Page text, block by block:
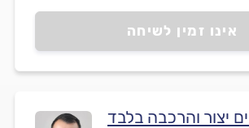
אינו זמין לשיחה
יצור והרכבה בלבד